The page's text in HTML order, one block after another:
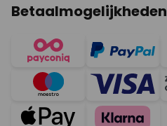
Betaalmogelijkheden